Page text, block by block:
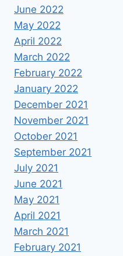
June 2022
May 2022
April 2022
March 2022
February 2022
January 2022
December 2021
November 2021
October 2021
September 2021
July 2021
June 2021
May 2021
April 2021
March 2021
February 2021